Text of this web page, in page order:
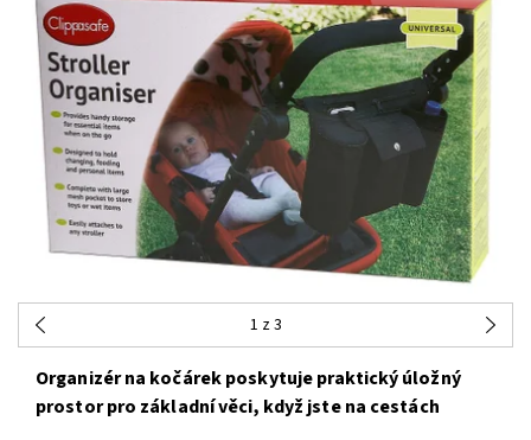
1 z 3
Organizér na kočárek poskytuje praktický úložný
prostor pro základní věci, když jste na cestách